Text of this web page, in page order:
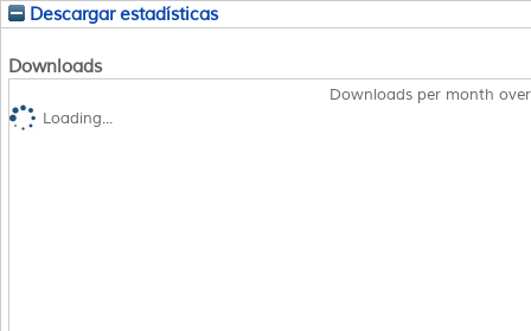
Descargar estadísticas
Downloads
Downloads per month
Loading...